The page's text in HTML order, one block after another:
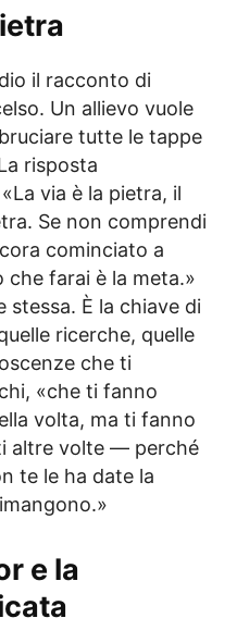
il racconto di
Un allievo vuole
tutte le tappe
risposta
via è la pietra, il
Se non comprendi
cominciato a
che farai è la meta.»
stessa. È la chiave di
ricerche, quelle
che ti
«che ti fanno
volta, ma ti fanno
altre volte — perché
te le ha date la
e la